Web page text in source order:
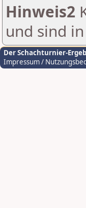
Hinweis2
und sind
Der Schachturnier-
Impressum /